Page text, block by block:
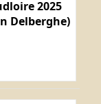
2025
Delberghe)